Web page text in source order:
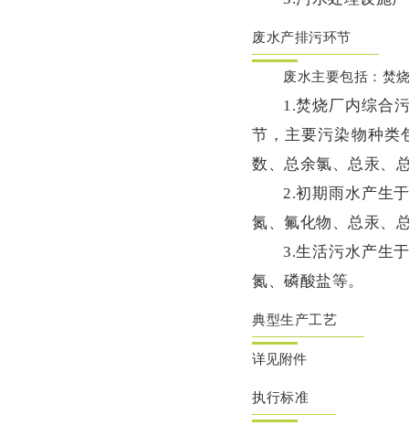
废水产排污环节
废水主要包括：焚
1.焚烧厂内综合
节，主要污染物种类
数、总余氯、总汞、
2.初期雨水产生
氮、氟化物、总汞、
3.生活污水产生
氮、磷酸盐等。
典型生产工艺
详见附件
执行标准